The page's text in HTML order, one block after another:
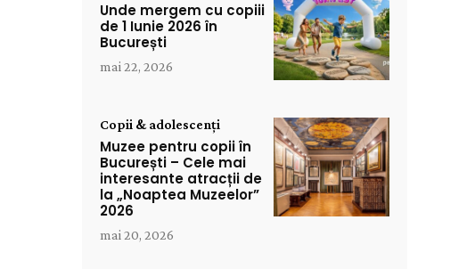
Unde mergem cu copiii
de 1 Iunie 2026 în
București
mai 22, 2026
Copii & adolescenți
Muzee pentru copii în
București – Cele mai
interesante atracții de
la „Noaptea Muzeelor”
2026
mai 20, 2026